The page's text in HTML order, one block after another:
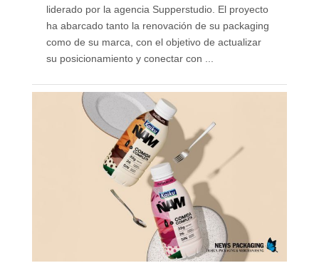
liderado por la agencia Supperstudio. El proyecto
ha abarcado tanto la renovación de su packaging
como de su marca, con el objetivo de actualizar
su posicionamiento y conectar con ...